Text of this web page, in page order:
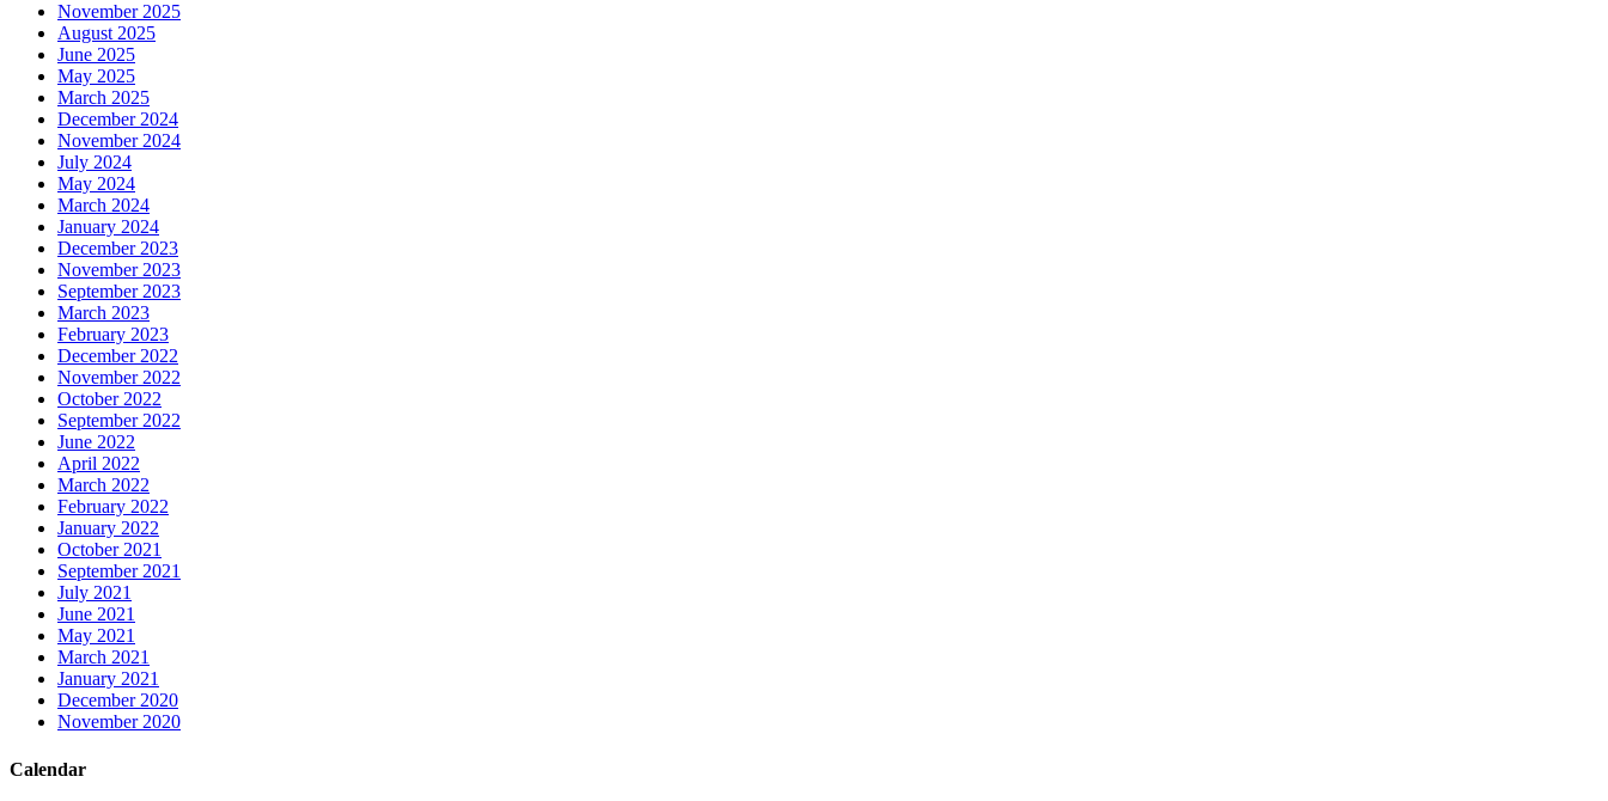
November 2025
August 2025
June 2025
May 2025
March 2025
December 2024
November 2024
July 2024
May 2024
March 2024
January 2024
December 2023
November 2023
September 2023
March 2023
February 2023
December 2022
November 2022
October 2022
September 2022
June 2022
April 2022
March 2022
February 2022
January 2022
October 2021
September 2021
July 2021
June 2021
May 2021
March 2021
January 2021
December 2020
November 2020
Calendar